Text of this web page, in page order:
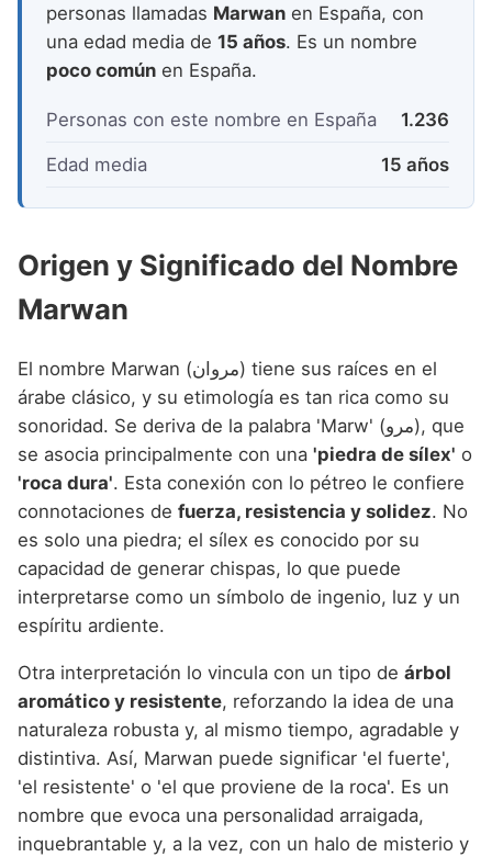
Nombres de niño que empiezan por X
Nombres de niño que empiezan por Y
Nombres de niño que empiezan por Z
personas llamadas Marwan en España, con
una edad media de 15 años. Es un nombre
poco común en España.
Personas con este nombre en España 1.236
Edad media 15 años
Origen y Significado del Nombre
Marwan
El nombre Marwan (مروان) tiene sus raíces en el
árabe clásico, y su etimología es tan rica como su
sonoridad. Se deriva de la palabra 'Marw' (مرو), que
se asocia principalmente con una 'piedra de sílex' o
'roca dura'. Esta conexión con lo pétreo le confiere
connotaciones de fuerza, resistencia y solidez. No
es solo una piedra; el sílex es conocido por su
capacidad de generar chispas, lo que puede
interpretarse como un símbolo de ingenio, luz y un
espíritu ardiente.
Otra interpretación lo vincula con un tipo de árbol
aromático y resistente, reforzando la idea de una
naturaleza robusta y, al mismo tiempo, agradable y
distintiva. Así, Marwan puede significar 'el fuerte',
'el resistente' o 'el que proviene de la roca'. Es un
nombre que evoca una personalidad arraigada,
inquebrantable y, a la vez, con un halo de misterio y